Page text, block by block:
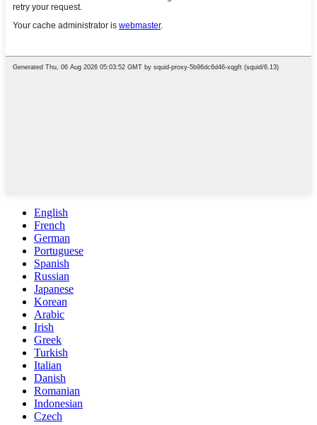
English
French
German
Portuguese
Spanish
Russian
Japanese
Korean
Arabic
Irish
Greek
Turkish
Italian
Danish
Romanian
Indonesian
Czech